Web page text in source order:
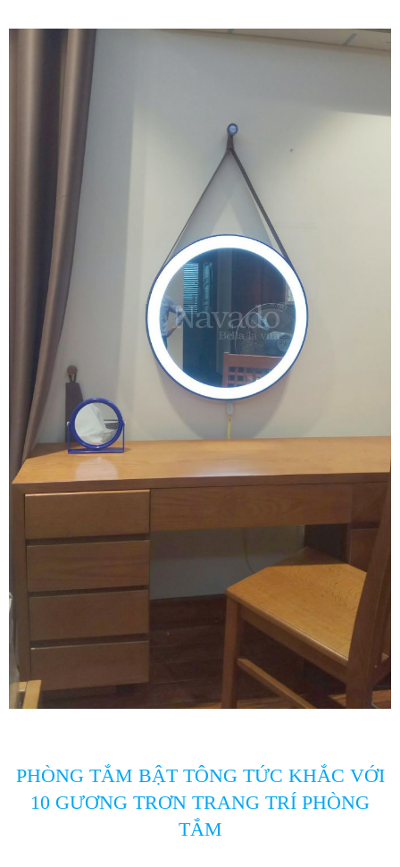
PHÒNG TẮM BẬT TÔNG TỨC KHẮC VỚI
10 GƯƠNG TRƠN TRANG TRÍ PHÒNG
TẮM